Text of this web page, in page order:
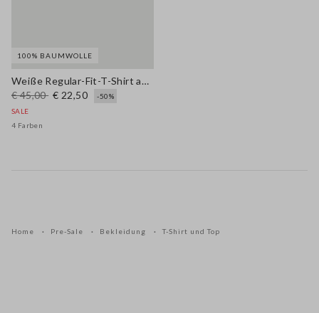
100% BAUMWOLLE
Weiße Regular-Fit-T-Shirt aus reinem Baumwoll-Rundhals mit Blumen
€ 45,00 € 22,50
-50%
SALE
4 Farben
Home Pre-Sale Bekleidung T-Shirt und Top